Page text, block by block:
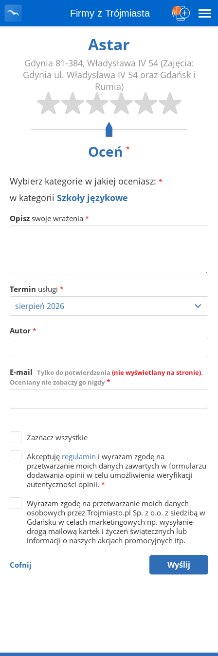
Firmy z Trójmiasta
Astar
Gdynia 81-384, Władysława IV 54 (Zajęcia:
Gdynia ul. Władysława IV 54 oraz Gdańsk i
Rumia)
Oceń *
Wybierz kategorie w jakiej oceniasz: *
w kategorii Szkoły językowe
Opisz swoje wrażenia *
Termin usługi *
Autor *
E-mail Tylko do potwierdzenia (nie wyświetlany na stronie).
Oceniany nie zobaczy go nigdy *
Zaznacz wszystkie
Akceptuję regulamin i wyrażam zgodę na
przetwarzanie moich danych zawartych w formularzu
dodawania opinii w celu umożliwienia weryfikacji
autentyczności opinii. *
Wyrażam zgodę na przetwarzanie moich danych
osobowych przez Trojmiasto.pl Sp. z o.o. z siedzibą w
Gdańsku w celach marketingowych np. wysyłanie
drogą mailową kartek i życzeń świątecznych lub
informacji o naszych akcjach promocyjnych itp.
Cofnij Wyślij